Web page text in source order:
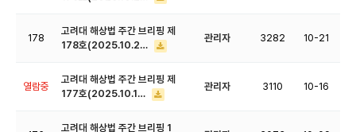
178
고려대 해상법 주간 브리핑 제
178호(2025.10.2…
관리자 3282 10-21
열람중
고려대 해상법 주간 브리핑 제
177호(2025.10.1…
관리자 3110 10-16
고려대 해상법 주간 브리핑 1